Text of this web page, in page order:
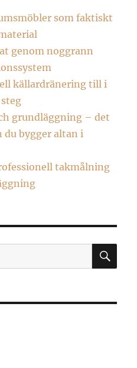
som faktiskt
genom noggrann
källardränering till i
grundläggning – det
bygger altan i
takmålning